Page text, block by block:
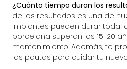
¿Cuánto tiempo duran los
de los resultados es una de
implantes pueden durar toda
porcelana superan los 15-20
mantenimiento. Además, te
las pautas para cuidar tu